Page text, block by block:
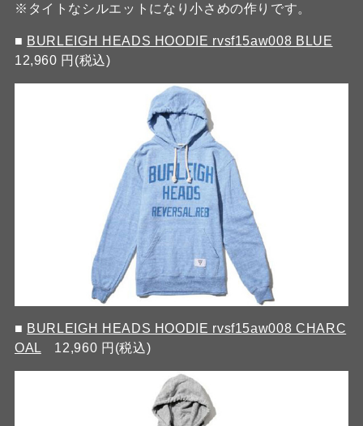
※タイトなシルエットになり小さめの作りです。
■ BURLEIGH HEADS HOODIE rvsf15aw008 BLUE
12,960 円(税込)
■ BURLEIGH HEADS HOODIE rvsf15aw008 CHARC
OAL 12,960 円(税込)